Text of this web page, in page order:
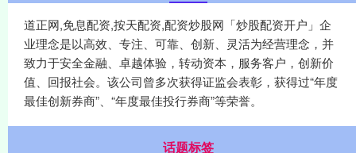
道正网,免息配资,按天配资,配资炒股网「炒股配资开户」企
业理念是以高效、专注、可靠、创新、灵活为经营理念，并
致力于安全金融、卓越体验，转动资本，服务客户，创新价
值、回报社会。该公司曾多次获得证监会表彰，获得过“年度
最佳创新券商”、“年度最佳投行券商”等荣誉。
话题标签